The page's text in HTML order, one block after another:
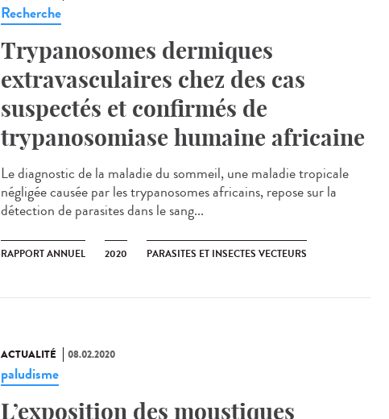
Recherche
Trypanosomes dermiques
extravasculaires chez des cas
suspectés et confirmés de
trypanosomiase humaine africaine
Le diagnostic de la maladie du sommeil, une maladie tropicale
négligée causée par les trypanosomes africains, repose sur la
détection de parasites dans le sang...
RAPPORT ANNUEL 2020 PARASITES ET INSECTES VECTEURS
ACTUALITÉ 08.02.2020
paludisme
L’exposition des moustiques